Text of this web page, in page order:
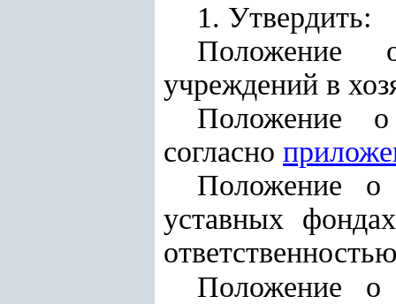
1. Утвердить:
Положение
учреждений в
Положение о
согласно
Положение о
уставных
Положение о